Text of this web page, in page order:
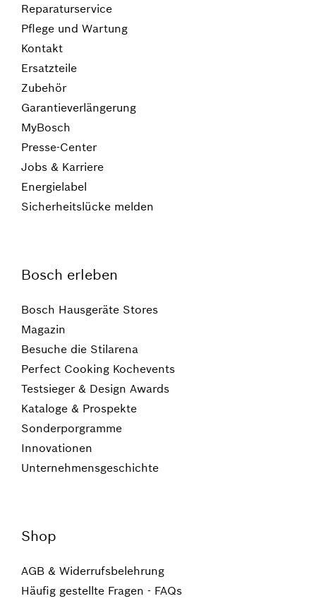
Reparaturservice
Pflege und Wartung
Kontakt
Ersatzteile
Zubehör
Garantieverlängerung
MyBosch
Presse-Center
Jobs & Karriere
Energielabel
Sicherheitslücke melden
Bosch erleben
Bosch Hausgeräte Stores
Magazin
Besuche die Stilarena
Perfect Cooking Kochevents
Testsieger & Design Awards
Kataloge & Prospekte
Sonderporgramme
Innovationen
Unternehmensgeschichte
Shop
AGB & Widerrufsbelehrung
Häufig gestellte Fragen - FAQs